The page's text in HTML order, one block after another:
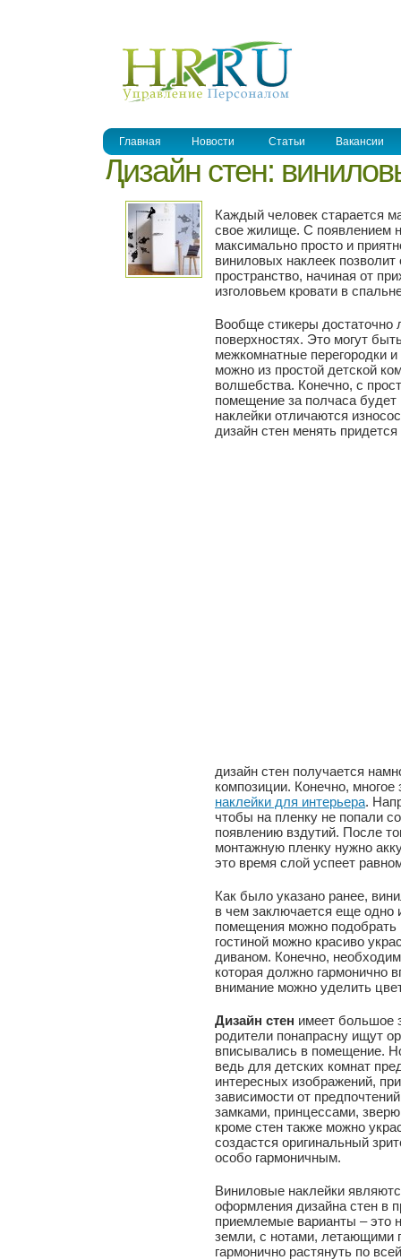
Главная Новости Статьи Вакансии
Дизайн стен:
Каждый человек старается
свое жилище. С появлением
максимально просто и
виниловых наклеек
пространство, начиная от
изголовьем кровати в
Вообще стикеры достаточно
поверхностях. Это могут
межкомнатные перегородки
можно из простой детской
волшебства. Конечно, с
помещение за полчаса
наклейки отличаются
дизайн стен менять придется
дизайн стен получается
композиции. Конечно, многое
наклейки для интерьера.
чтобы на пленку не попали
появлению вздутий. После
монтажную пленку нужно
это время слой успеет
Как было указано ранее,
в чем заключается еще одно
помещения можно подобрать
гостиной можно красиво
диваном. Конечно,
которая должно гармонично
внимание можно уделить
Дизайн стен имеет большое
родители понапрасну ищут
вписывались в помещение.
ведь для детских комнат
интересных изображений,
зависимости от
замками, принцессами,
кроме стен также можно
создастся оригинальный
особо гармоничным.
Виниловые наклейки
оформления дизайна стен в
приемлемые варианты – это
земли, с нотами, летающими
гармонично растянуть по